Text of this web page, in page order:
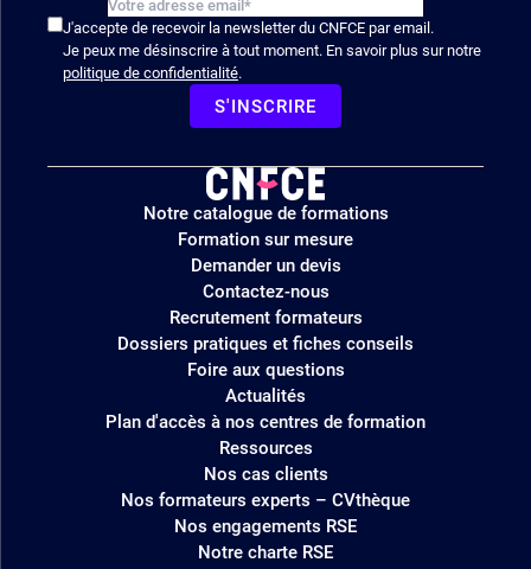
J'accepte de recevoir la newsletter du CNFCE par email.
Je peux me désinscrire à tout moment. En savoir plus sur notre
politique de confidentialité.
S'INSCRIRE
Logo
site
Notre catalogue de formations
Formation sur mesure
Demander un devis
Contactez-nous
Recrutement formateurs
Dossiers pratiques et fiches conseils
Foire aux questions
Actualités
Plan d'accès à nos centres de formation
Ressources
Nos cas clients
Nos formateurs experts – CVthèque
Nos engagements RSE
Notre charte RSE